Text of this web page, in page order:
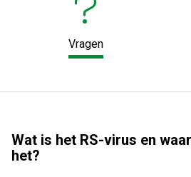
Vragen
Wat is het RS-virus en
het?